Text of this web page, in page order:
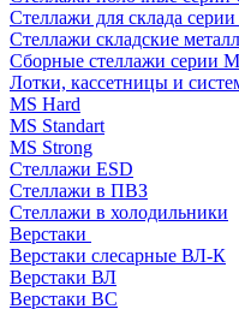
Стеллажи для склада
Стеллажи складские
Сборные стеллажи серии
Лотки, кассетницы и
MS Hard
MS Standart
MS Strong
Стеллажи ESD
Стеллажи в ПВЗ
Стеллажи в холодильники
Верстаки
Верстаки слесарные ВЛ-К
Верстаки ВЛ
Верстаки ВС